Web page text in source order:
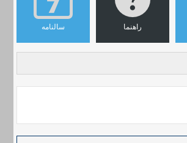
سالنامه راهنما